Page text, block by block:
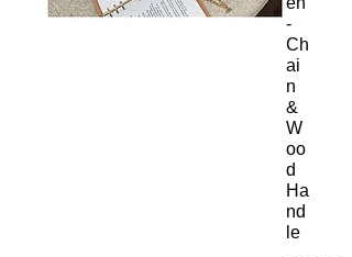
-
Ch
ai
n
&
W
oo
d
Ha
nd
le